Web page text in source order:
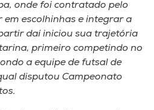
onde foi contratado pelo
escolhinhas e integrar a
daí iniciou sua trajetória
primeiro competindo no
a equipe de futsal de
disputou Campeonato